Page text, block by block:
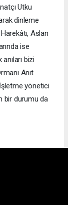
Utku
dinleme
Aslan
ise
bizi
Anıt
İşletme yönetici
bir durumu da